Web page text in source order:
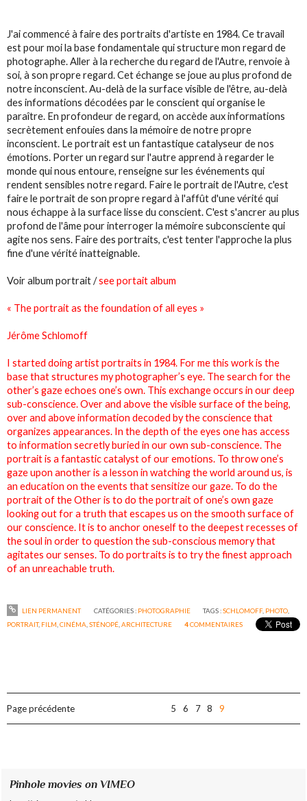
J'ai commencé à faire des portraits d'artiste en 1984. Ce travail
est pour moi la base fondamentale qui structure mon regard de
photographe. Aller à la recherche du regard de l'Autre, renvoie à
soi, à son propre regard. Cet échange se joue au plus profond de
notre inconscient. Au-delà de la surface visible de l'être, au-delà
des informations décodées par le conscient qui organise le
paraître. En profondeur de regard, on accède aux informations
secrètement enfouies dans la mémoire de notre propre
inconscient. Le portrait est un fantastique catalyseur de nos
émotions. Porter un regard sur l'autre apprend à regarder le
monde qui nous entoure, renseigne sur les événements qui
rendent sensibles notre regard. Faire le portrait de l'Autre, c'est
faire le portrait de son propre regard à l'affût d'une vérité qui
nous échappe à la surface lisse du conscient. C'est s'ancrer au plus
profond de l'âme pour interroger la mémoire subconsciente qui
agite nos sens. Faire des portraits, c'est tenter l'approche la plus
fine d'une vérité inatteignable.
Voir album portrait /see portait album
« The portrait as the foundation of all eyes »
Jérôme Schlomoff
I started doing artist portraits in 1984. For me this work is the
base that structures my photographer’s eye. The search for the
other’s gaze echoes one’s own. This exchange occurs in our deep
sub-conscience. Over and above the visible surface of the being,
over and above information decoded by the conscience that
organizes appearances. In the depth of the eyes one has access
to information secretly buried in our own sub-conscience. The
portrait is a fantastic catalyst of our emotions. To throw one’s
gaze upon another is a lesson in watching the world around us, is
an education on the events that sensitize our gaze. To do the
portrait of the Other is to do the portrait of one’s own gaze
looking out for a truth that escapes us on the smooth surface of
our conscience. It is to anchor oneself to the deepest recesses of
the soul in order to question the sub-conscious memory that
agitates our senses. To do portraits is to try the finest approach
of an unreachable truth.
LIEN PERMANENT CATÉGORIES : PHOTOGRAPHIE TAGS :SCHLOMOFF, PHOTO,
PORTRAIT, FILM ,CINÉMA ,STÉNOPÉ ,ARCHITECTURE 4COMMENTAIRES
Page précédente 5 6 7 8 9
Pinhole movies on VIMEO